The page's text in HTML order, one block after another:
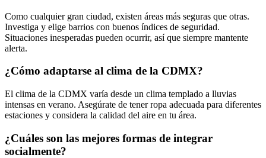
Como cualquier gran ciudad, existen áreas más seguras que otras.
Investiga y elige barrios con buenos índices de seguridad.
Situaciones inesperadas pueden ocurrir, así que siempre mantente
alerta.
¿Cómo adaptarse al clima de la CDMX?
El clima de la CDMX varía desde un clima templado a lluvias
intensas en verano. Asegúrate de tener ropa adecuada para diferentes
estaciones y considera la calidad del aire en tu área.
¿Cuáles son las mejores formas de integrar
socialmente?